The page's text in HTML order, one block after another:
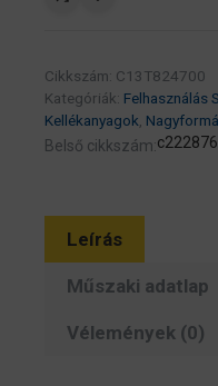
Cikkszám: C13T824700
Kategóriák: Felhasználás
Kellékanyagok,
Belső cikkszám:c222876
Leírás
Műszaki adatlap
Vélemények (0)